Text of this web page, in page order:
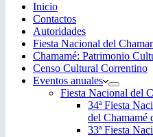
Inicio
Contactos
Autoridades
Fiesta Nacional del
Chamamé: Patrimonio
Censo Cultural Correntino
Eventos anuales
Fiesta Nacional del
34ª Fiesta
del Chamamé
33ª Fiesta